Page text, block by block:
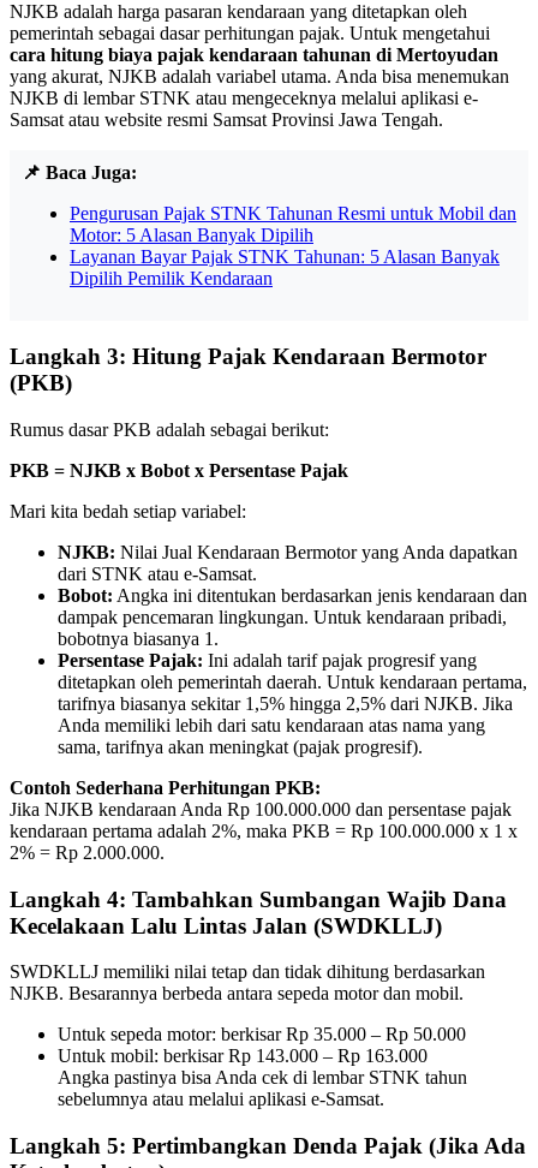
NJKB adalah harga pasaran kendaraan yang ditetapkan oleh
pemerintah sebagai dasar perhitungan pajak. Untuk mengetahui
cara hitung biaya pajak kendaraan tahunan di Mertoyudan
yang akurat, NJKB adalah variabel utama. Anda bisa menemukan
NJKB di lembar STNK atau mengeceknya melalui aplikasi e-
Samsat atau website resmi Samsat Provinsi Jawa Tengah.
📌 Baca Juga:
Pengurusan Pajak STNK Tahunan Resmi untuk Mobil dan
Motor: 5 Alasan Banyak Dipilih
Layanan Bayar Pajak STNK Tahunan: 5 Alasan Banyak
Dipilih Pemilik Kendaraan
Langkah 3: Hitung Pajak Kendaraan Bermotor
(PKB)
Rumus dasar PKB adalah sebagai berikut:
PKB = NJKB x Bobot x Persentase Pajak
Mari kita bedah setiap variabel:
NJKB: Nilai Jual Kendaraan Bermotor yang Anda dapatkan
dari STNK atau e-Samsat.
Bobot: Angka ini ditentukan berdasarkan jenis kendaraan dan
dampak pencemaran lingkungan. Untuk kendaraan pribadi,
bobotnya biasanya 1.
Persentase Pajak: Ini adalah tarif pajak progresif yang
ditetapkan oleh pemerintah daerah. Untuk kendaraan pertama,
tarifnya biasanya sekitar 1,5% hingga 2,5% dari NJKB. Jika
Anda memiliki lebih dari satu kendaraan atas nama yang
sama, tarifnya akan meningkat (pajak progresif).
Contoh Sederhana Perhitungan PKB:
Jika NJKB kendaraan Anda Rp 100.000.000 dan persentase pajak
kendaraan pertama adalah 2%, maka PKB = Rp 100.000.000 x 1 x
2% = Rp 2.000.000.
Langkah 4: Tambahkan Sumbangan Wajib Dana
Kecelakaan Lalu Lintas Jalan (SWDKLLJ)
SWDKLLJ memiliki nilai tetap dan tidak dihitung berdasarkan
NJKB. Besarannya berbeda antara sepeda motor dan mobil.
Untuk sepeda motor: berkisar Rp 35.000 – Rp 50.000
Untuk mobil: berkisar Rp 143.000 – Rp 163.000
Angka pastinya bisa Anda cek di lembar STNK tahun
sebelumnya atau melalui aplikasi e-Samsat.
Langkah 5: Pertimbangkan Denda Pajak (Jika Ada